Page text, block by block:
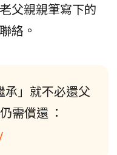
父親親筆寫下的
絡。
承」就不必還父
需償還 ：